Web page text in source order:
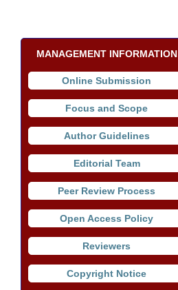
MANAGEMENT INFORMATION
Online Submission
Focus and Scope
Author Guidelines
Editorial Team
Peer Review Process
Open Access Policy
Reviewers
Copyright Notice